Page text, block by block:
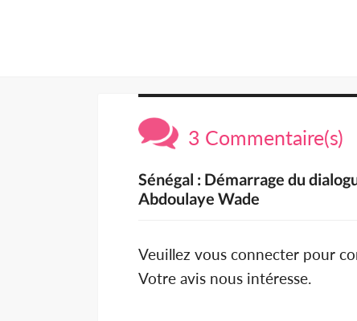
3 Commentaire(s)
Sénégal : Démarrage du
Abdoulaye Wade
Veuillez vous connecter pour
Votre avis nous intéresse.